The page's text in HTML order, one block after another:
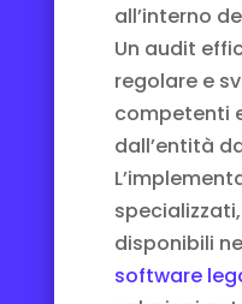
all’interno
Un audit
regolare e
competenti
dall’entità
disponibili
software